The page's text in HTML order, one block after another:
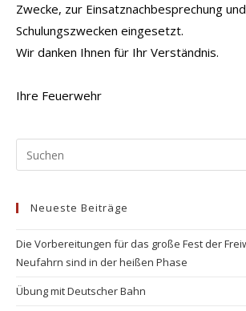
Zwecke, zur Einsatznachbesprechung und
Schulungszwecken eingesetzt.
Wir danken Ihnen für Ihr Verständnis.
Ihre Feuerwehr
Neueste Beiträge
Die Vorbereitungen für das große Fest der
Neufahrn sind in der heißen Phase
Übung mit Deutscher Bahn